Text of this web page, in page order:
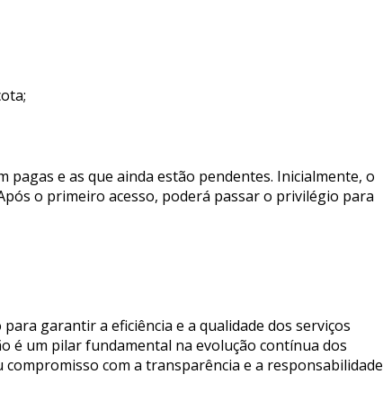
pagas e as que ainda estão pendentes. Inicialmente, o
o primeiro acesso, poderá passar o privilégio para
garantir a eficiência e a qualidade dos serviços
é um pilar fundamental na evolução contínua dos
com a transparência e a responsabilidade